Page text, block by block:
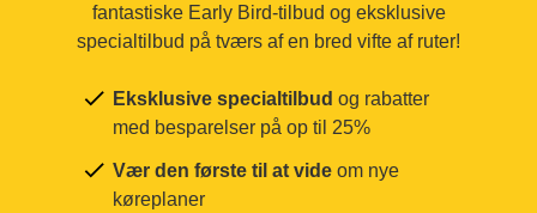
fantastiske Early Bird-tilbud og eksklusive
specialtilbud på tværs af en bred vifte af ruter!
Eksklusive specialtilbud og rabatter
med besparelser på op til 25%
Vær den første til at vide om nye
køreplaner